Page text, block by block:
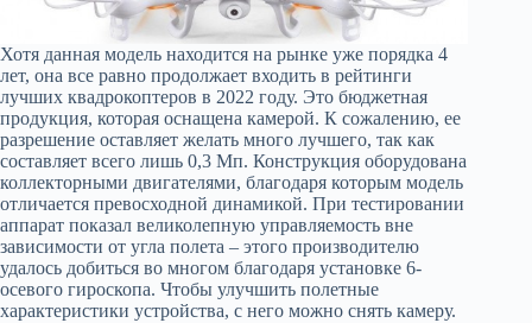
Хотя данная модель находится на рынке уже порядка 4
лет, она все равно продолжает входить в рейтинги
лучших квадрокоптеров в 2022 году. Это бюджетная
продукция, которая оснащена камерой. К сожалению, ее
разрешение оставляет желать много лучшего, так как
составляет всего лишь 0,3 Мп. Конструкция оборудована
коллекторными двигателями, благодаря которым модель
отличается превосходной динамикой. При тестировании
аппарат показал великолепную управляемость вне
зависимости от угла полета – этого производителю
удалось добиться во многом благодаря установке 6-
осевого гироскопа. Чтобы улучшить полетные
характеристики устройства, с него можно снять камеру.